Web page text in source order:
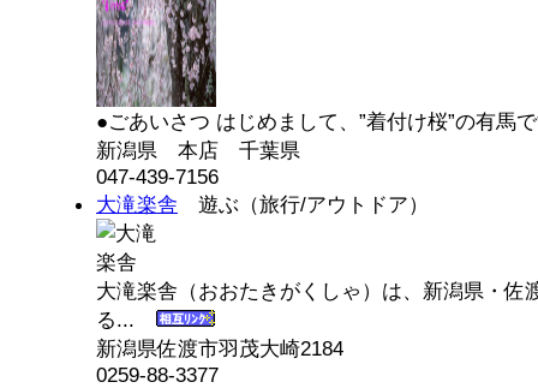
●ごあいさつ はじめまして、”着付け桜”の有
新潟県 本店 千葉県
047-439-7156
大滝楽舎 遊ぶ（旅行/アウトドア）
大滝楽舎（おおたきがくしゃ）は、新潟県・佐
る...
新潟県佐渡市羽茂大崎2184
0259-88-3377